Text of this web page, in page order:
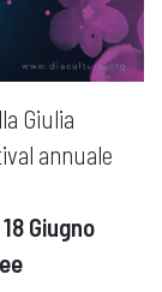
Giulia
annuale
Giugno